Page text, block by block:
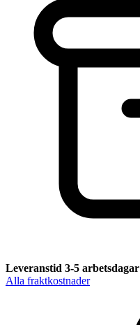
Leveranstid 3-5 arbetsdagar
Alla fraktkostnader